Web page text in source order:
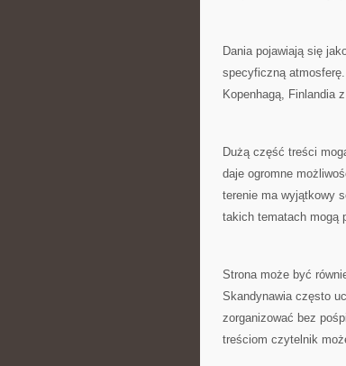
Dania pojawiają się
specyficzną
Kopenhagą, Finlandia
Dużą część treści
daje ogromne
terenie ma wyjątkowy
takich tematach mogą
Strona może być
Skandynawia często
zorganizować bez
treściom czytelnik